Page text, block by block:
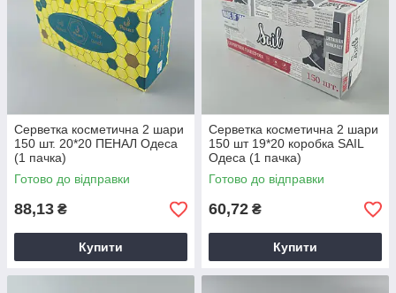
Серветка косметична 2 шари
150 шт. 20*20 ПЕНАЛ Одеса
(1 пачка)
Готово до відправки
88,13 ₴
Купити
Серветка косметична 2 шари
150 шт 19*20 коробка SAIL
Одеса (1 пачка)
Готово до відправки
60,72 ₴
Купити